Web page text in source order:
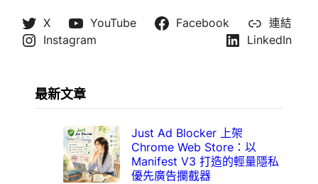
X YouTube Facebook
連結
Instagram
LinkedIn
最新文章
Just Ad Blocker 上架
Chrome Web Store：以
Manifest V3 打造的輕量隱私
優先廣告攔截器